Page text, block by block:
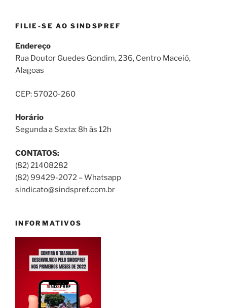
FILIE-SE AO SINDSPREF
Endereço
Rua Doutor Guedes Gondim, 236, Centro Maceió,
Alagoas
CEP: 57020-260
Horário
Segunda a Sexta: 8h às 12h
CONTATOS:
(82) 21408282
(82) 99429-2072 – Whatsapp
sindicato@sindspref.com.br
INFORMATIVOS